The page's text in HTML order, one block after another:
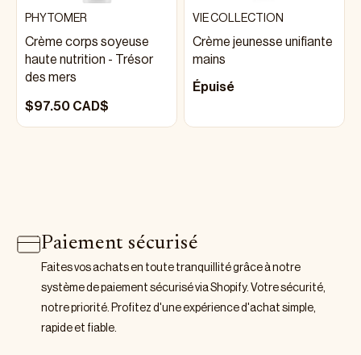
PHYTOMER
Crème corps soyeuse
haute nutrition - Trésor
des mers
$97.50 CAD$
VIE COLLECTION
Crème jeunesse unifiante
mains
Épuisé
Paiement sécurisé
Faites vos achats en toute tranquillité grâce à notre
système de paiement sécurisé via Shopify. Votre sécurité,
notre priorité. Profitez d'une expérience d'achat simple,
rapide et fiable.